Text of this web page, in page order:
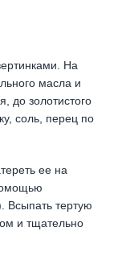
На
масла и
до золотистого
соль, перец по
ее на
Всыпать тертую
и тщательно